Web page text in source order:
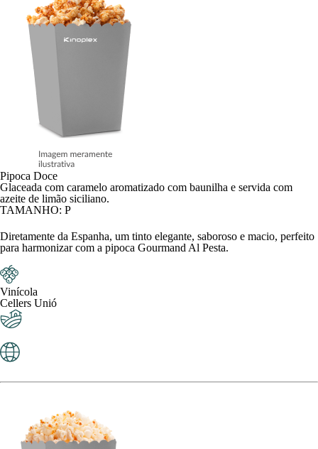
Pipoca Doce
Glaceada com caramelo aromatizado com baunilha e servida com
azeite de limão siciliano.
TAMANHO: P
Diretamente da Espanha, um tinto elegante, saboroso e macio, perfeito
para harmonizar com a pipoca Gourmand Al Pesta.
Vinícola
Cellers Unió